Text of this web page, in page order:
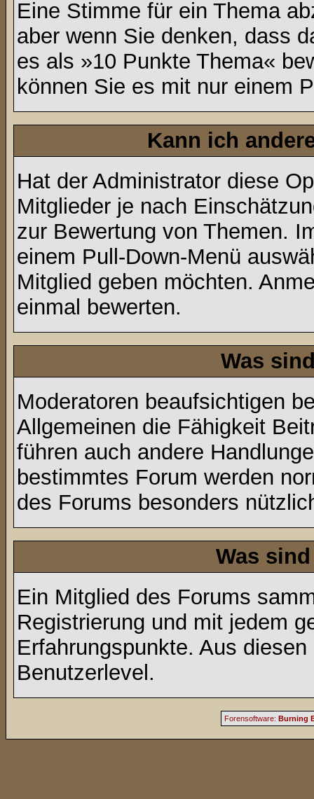
Eine Stimme für ein Thema
aber wenn Sie denken, dass
es als »10 Punkte Thema«
können Sie es mit nur einem
Kann ich
Hat der Administrator diese
Mitglieder je nach
zur Bewertung von Themen.
einem Pull-Down-Menü
Mitglied geben möchten.
einmal bewerten.
Was
Moderatoren beaufsichtigen
Allgemeinen die Fähigkeit
führen auch andere
bestimmtes Forum werden
des Forums besonders
Was
Ein Mitglied des Forums
Registrierung und mit jedem
Erfahrungspunkte. Aus
Benutzerlevel.
Forensoftware: Burning